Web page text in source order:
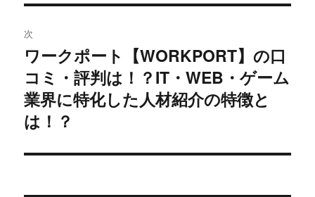
ビ
ゲ
ー
シ
の
投
稿:
次
次
の
投
稿:
ワークポート【WORKPORT】の口
コミ・評判は！？IT・WEB・ゲーム
業界に特化した人材紹介の特徴と
は！？